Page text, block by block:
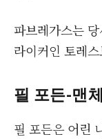
파브레가스는
라이커인 토레
필 포든-맨
필 포든은 어린